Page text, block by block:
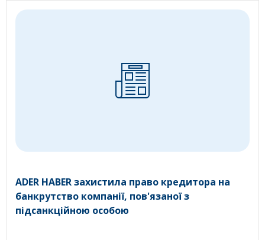
ADER HABER захистила право кредитора на
банкрутство компанії, пов'язаної з
підсанкційною особою